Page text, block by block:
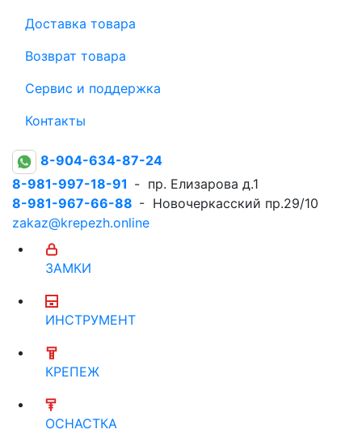
Доставка товара
Возврат товара
Сервис и поддержка
Контакты
8-904-634-87-24
8-981-997-18-91 - пр. Елизарова д.1
8-981-967-66-88 - Новочеркасский пр.29/10
zakaz@krepezh.online
ЗАМКИ
ИНСТРУМЕНТ
КРЕПЕЖ
ОСНАСТКА